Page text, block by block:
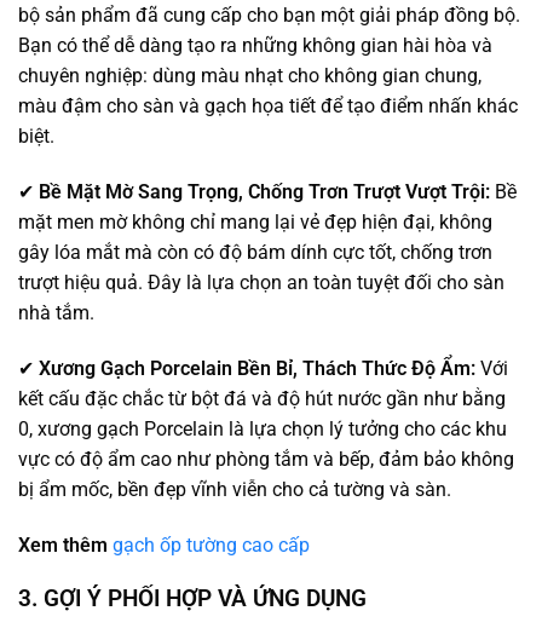
bộ sản phẩm đã cung cấp cho bạn một giải pháp đồng bộ.
Bạn có thể dễ dàng tạo ra những không gian hài hòa và
chuyên nghiệp: dùng màu nhạt cho không gian chung,
màu đậm cho sàn và gạch họa tiết để tạo điểm nhấn khác
biệt.
✔ Bề Mặt Mờ Sang Trọng, Chống Trơn Trượt Vượt Trội: Bề
mặt men mờ không chỉ mang lại vẻ đẹp hiện đại, không
gây lóa mắt mà còn có độ bám dính cực tốt, chống trơn
trượt hiệu quả. Đây là lựa chọn an toàn tuyệt đối cho sàn
nhà tắm.
✔ Xương Gạch Porcelain Bền Bỉ, Thách Thức Độ Ẩm: Với
kết cấu đặc chắc từ bột đá và độ hút nước gần như bằng
0, xương gạch Porcelain là lựa chọn lý tưởng cho các khu
vực có độ ẩm cao như phòng tắm và bếp, đảm bảo không
bị ẩm mốc, bền đẹp vĩnh viễn cho cả tường và sàn.
Xem thêm gạch ốp tường cao cấp
3. GỢI Ý PHỐI HỢP VÀ ỨNG DỤNG